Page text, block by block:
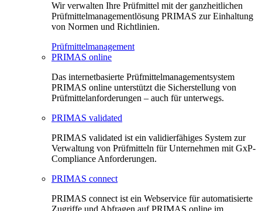
Wir verwalten Ihre Prüfmittel mit der ganzheitlichen
Prüfmittelmanagementlösung PRIMAS zur Einhaltung
von Normen und Richtlinien.
Prüfmittelmanagement
PRIMAS online
Das internetbasierte Prüfmittelmanagementsystem
PRIMAS online unterstützt die Sicherstellung von
Prüfmittelanforderungen – auch für unterwegs.
PRIMAS validated
PRIMAS validated ist ein validierfähiges System zur
Verwaltung von Prüfmitteln für Unternehmen mit GxP-
Compliance Anforderungen.
PRIMAS connect
PRIMAS connect ist ein Webservice für automatisierte
Zugriffe und Abfragen auf PRIMAS online im